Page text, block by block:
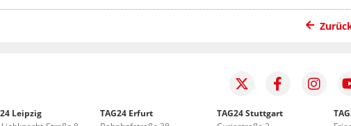
Leipzig
TAG24 Erfurt
TAG24 Stuttgart